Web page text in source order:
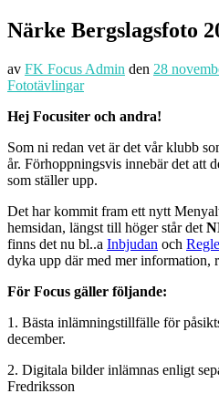
Närke Bergslagsfoto
av FK Focus Admin den 28
Fototävlingar
Hej Focusiter och andra!
Som ni redan vet är det vår klubb
år. Förhoppningsvis innebär det att
som ställer upp.
Det har kommit fram ett nytt
hemsidan, längst till höger står det
finns det nu bl..a Inbjudan och
dyka upp där med mer information,
För Focus gäller följande:
1. Bästa inlämningstillfälle för
december.
2. Digitala bilder inlämnas enligt
Fredriksson